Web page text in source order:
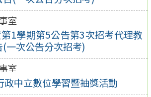
室
1學期第5公告第3次招考代理教
一次公告分次招考)
室
政中立數位學習暨抽獎活動